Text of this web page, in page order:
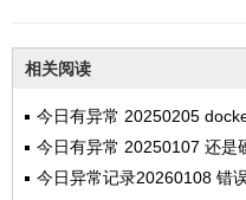
相关阅读
今日有异常 20250205
今日有异常 20250107 还是
ce
今日异常记录20260108 错